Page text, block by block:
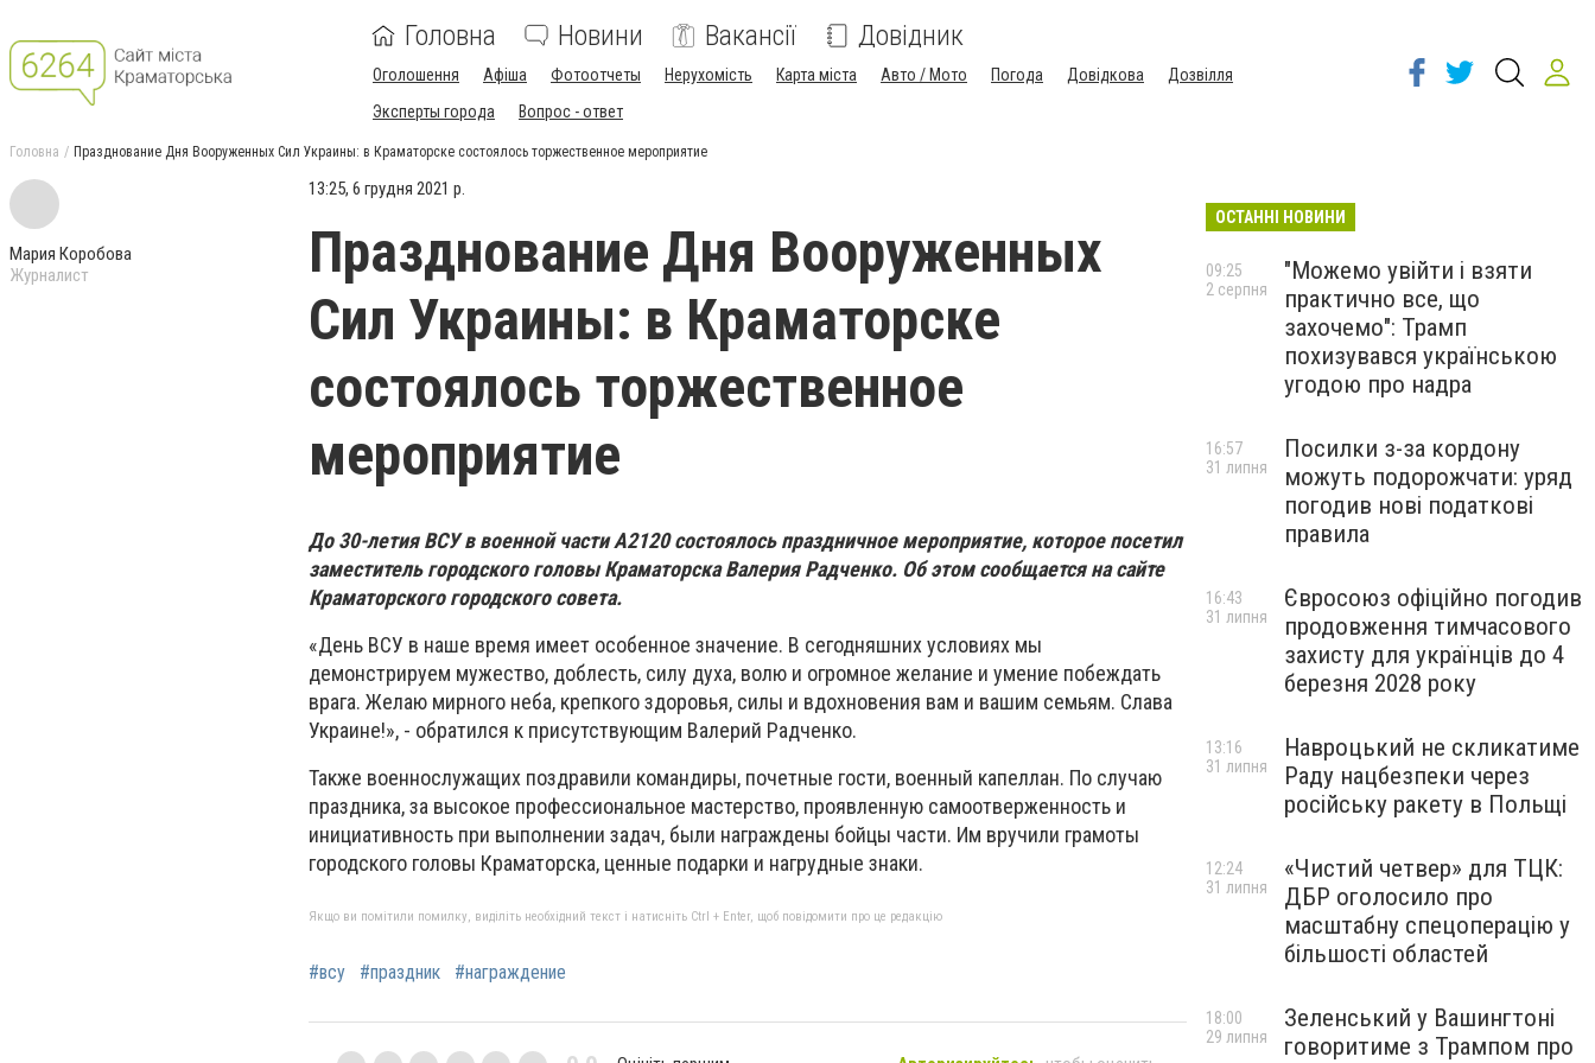
Головна Новини Вакансії Довідник
Оголошення Афіша Фотоотчеты Нерухомість Карта міста Авто / Мото Погода Довідкова
Дозвілля
Эксперты города
Вопрос - ответ
Головна Празднование Дня Вооруженных Сил Украины: в Краматорске состоялось торжественное мероприятие
Мария Коробова
Журналист
13:25, 6 грудня 2021 р.
Празднование Дня Вооруженных
Сил Украины: в Краматорске
состоялось торжественное
мероприятие
До 30-летия ВСУ в военной части А2120 состоялось праздничное мероприятие, которое посетил
заместитель городского головы Краматорска Валерия Радченко. Об этом сообщается на сайте
Краматорского городского совета.
«День ВСУ в наше время имеет особенное значение. В сегодняшних условиях мы
демонстрируем мужество, доблесть, силу духа, волю и огромное желание и умение побеждать
врага. Желаю мирного неба, крепкого здоровья, силы и вдохновения вам и вашим семьям. Слава
Украине!», - обратился к присутствующим Валерий Радченко.
Также военнослужащих поздравили командиры, почетные гости, военный капеллан. По случаю
праздника, за высокое профессиональное мастерство, проявленную самоотверженность и
инициативность при выполнении задач, были награждены бойцы части. Им вручили грамоты
городского головы Краматорска, ценные подарки и нагрудные знаки.
Якщо ви помітили помилку, виділіть необхідний текст і натисніть Ctrl + Enter, щоб повідомити про це редакцію
#всу #праздник #награждение
ОСТАННІ НОВИНИ
"Можемо увійти і взяти
практично все, що
захочемо": Трамп
похизувався українською
угодою про надра
09:25
2 серпня
Посилки з-за кордону
можуть подорожчати: уряд
погодив нові податкові
правила
16:57
31 липня
Євросоюз офіційно погодив
продовження тимчасового
захисту для українців до 4
березня 2028 року
16:43
31 липня
Навроцький не скликатиме
Раду нацбезпеки через
російську ракету в Польщі
13:16
31 липня
«Чистий четвер» для ТЦК:
ДБР оголосило про
масштабну спецоперацію у
більшості областей
12:24
31 липня
Зеленський у Вашингтоні
говоритиме з Трампом про
18:00
29 липня